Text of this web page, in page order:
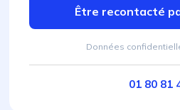
Être recontacté
Données
01 80 81